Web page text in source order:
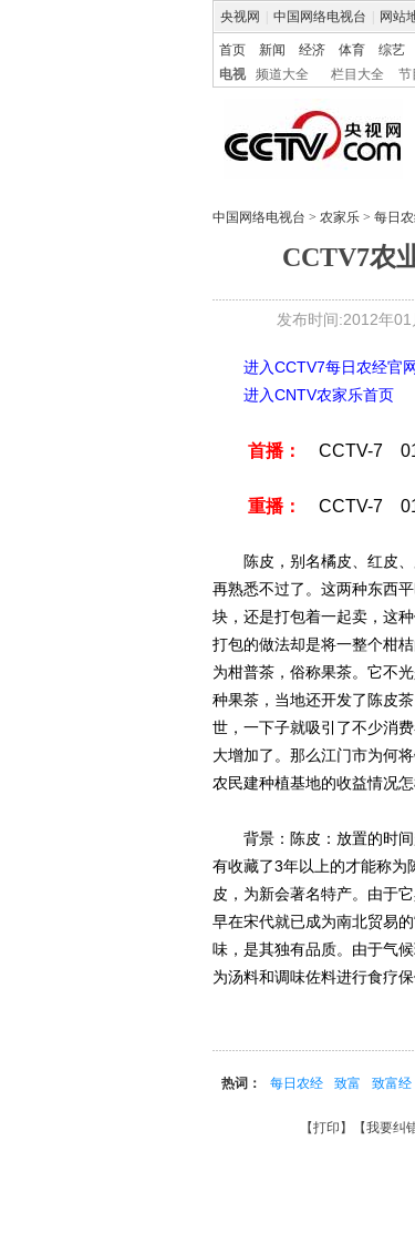
央视网 中国网络电视台 网站
首页 新闻 经济 体育 综艺
电视
频道大全 栏目大全 节
中国网络电视台 > 农家乐 > 每日
CCTV7农
发布时间:2012年
进入CCTV7每日农经官
进入CNTV农家乐首页
首播： CCTV-7
重播： CCTV-7
陈皮，别名橘皮、红皮、
再熟悉不过了。这两种东西
块，还是打包着一起卖，这
打包的做法却是将一整个柑
为柑普茶，俗称果茶。它不
种果茶，当地还开发了陈皮
世，一下子就吸引了不少消
大增加了。那么江门市为何
农民建种植基地的收益情况
背景：陈皮：放置的时间
有收藏了3年以上的才能称为
皮，为新会著名特产。由于
早在宋代就已成为南北贸易
味，是其独有品质。由于气
为汤料和调味佐料进行食疗
热词： 每日农经 致富 致富经
【打印 】【我要纠